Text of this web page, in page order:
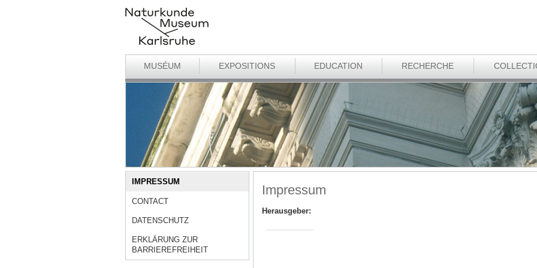
MUSÉUM EXPOSITIONS EDUCATION RECHERCHE
IMPRESSUM
CONTACT
DATENSCHUTZ
ERKLÄRUNG ZUR
BARRIEREFREIHEIT
Impressum
Herausgeber: